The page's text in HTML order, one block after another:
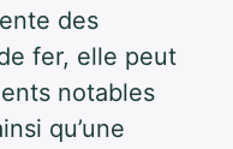
des
fer, elle peut
notables
qu’une